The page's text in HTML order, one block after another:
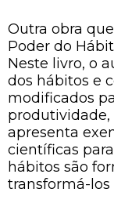
Outra obra
Poder do
Neste livro, o
dos hábitos e
modificados
produtividade,
apresenta
científicas
hábitos são
transformá-